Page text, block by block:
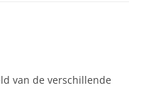
van de verschillende